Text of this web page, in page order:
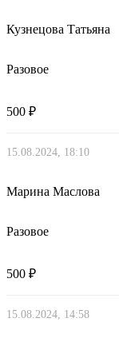
Кузнецова Татьяна
Разовое
500 ₽
15.08.2024, 18:10
Марина Маслова
Разовое
500 ₽
15.08.2024, 14:58